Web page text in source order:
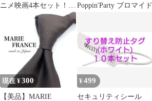
ニメ映画4本セット！シ
ュレック3 アイスエイ
Poppin'Party ブロマイド
現在 ¥300
【美品】MARIE
¥499
セキュリティシール